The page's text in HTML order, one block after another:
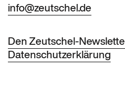
info@zeutschel.de
Den Zeutschel-
Datenschutzerklärung